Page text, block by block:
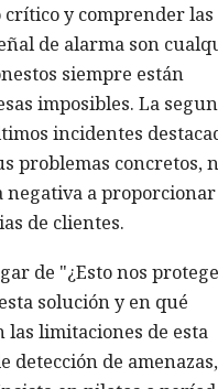
y comprender las
de alarma son
siempre están
imposibles. La
incidentes
problemas concretos,
negativa a proporcionar
de clientes.
de "¿Esto nos
solución y en qué
las limitaciones de esta
detección de amenazas,